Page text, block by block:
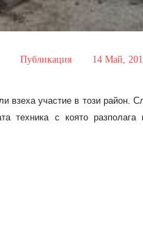
Публикация 14 Май,
взеха участие в този район.
техника с която разполага